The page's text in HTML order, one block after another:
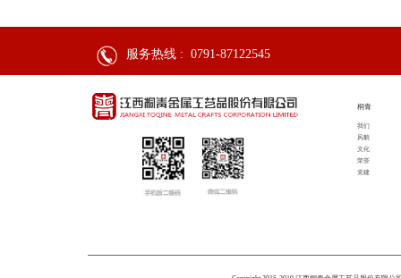
服务热线 : 0791-87122545
桐青
我们
风貌
文化
荣誉
党建